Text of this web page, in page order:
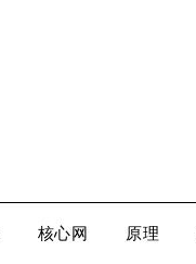
核心网 原理